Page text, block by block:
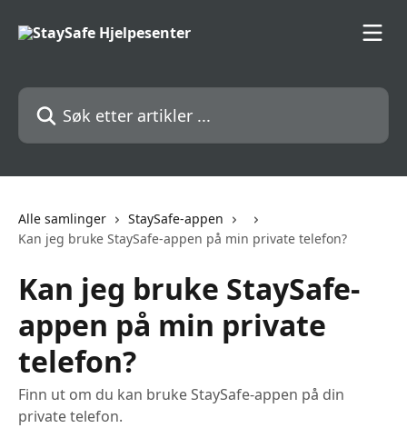
Søk etter artikler ...
Alle samlinger
StaySafe-appen
Kan jeg bruke StaySafe-appen på min private telefon?
Kan jeg bruke StaySafe-
appen på min private
telefon?
Finn ut om du kan bruke StaySafe-appen på din
private telefon.